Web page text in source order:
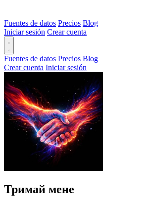
Fuentes de datos Precios Blog
Iniciar sesión Crear cuenta
Fuentes de datos Precios Blog
Crear cuenta Iniciar sesión
Тримай мене